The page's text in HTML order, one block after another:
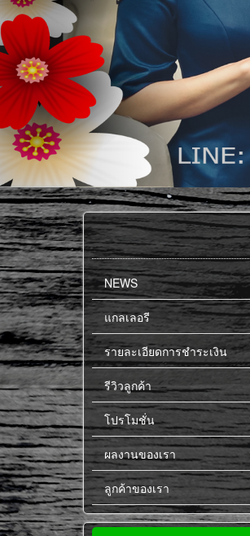
NEWS
แกลเลอรี
รายละเอียดการชำระเงิน
รีวิวลูกค้า
โปรโมชั่น
ผลงานของเรา
ลูกค้าของเรา